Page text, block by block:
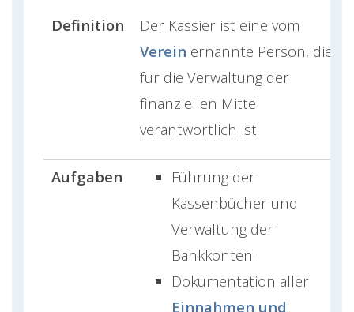
Definition
Der Kassier ist eine vom
Verein ernannte Person, die
für die Verwaltung der
finanziellen Mittel
verantwortlich ist.
Aufgaben
Führung der
Kassenbücher und
Verwaltung der
Bankkonten.
Dokumentation aller
Einnahmen und